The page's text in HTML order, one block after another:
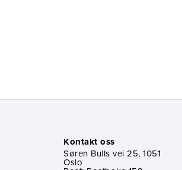
Kontakt oss
Søren Bulls vei 25, 1051
Oslo